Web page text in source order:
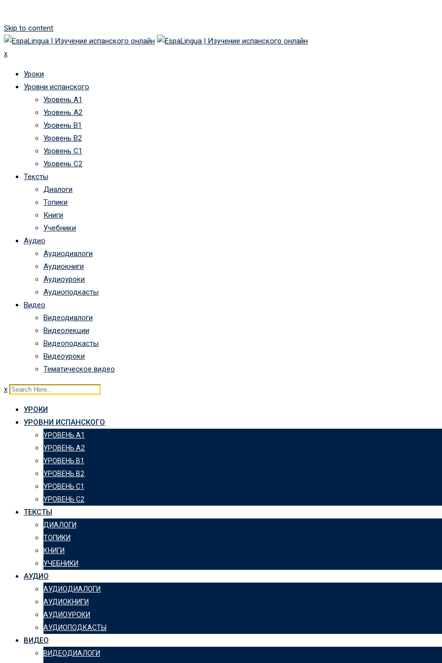
Skip to content
x
Уроки
Уровни испанского
Уровень А1
Уровень А2
Уровень B1
Уровень B2
Уровень C1
Уровень C2
Тексты
Диалоги
Топики
Книги
Учебники
Аудио
Аудиодиалоги
Аудиокниги
Аудиоуроки
Аудиоподкасты
Видео
Видеодиалоги
Видеолекции
Видеоподкасты
Видеоуроки
Тематическое видео
x
УРОКИ
УРОВНИ ИСПАНСКОГО
УРОВЕНЬ А1
УРОВЕНЬ А2
УРОВЕНЬ B1
УРОВЕНЬ B2
УРОВЕНЬ C1
УРОВЕНЬ C2
ТЕКСТЫ
ДИАЛОГИ
ТОПИКИ
КНИГИ
УЧЕБНИКИ
АУДИО
АУДИОДИАЛОГИ
АУДИОКНИГИ
АУДИОУРОКИ
АУДИОПОДКАСТЫ
ВИДЕО
ВИДЕОДИАЛОГИ